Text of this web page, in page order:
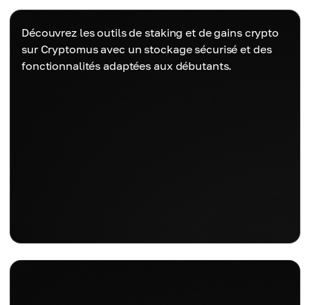
Découvrez les outils de staking et de gains crypto
sur Cryptomus avec un stockage sécurisé et des
fonctionnalités adaptées aux débutants.